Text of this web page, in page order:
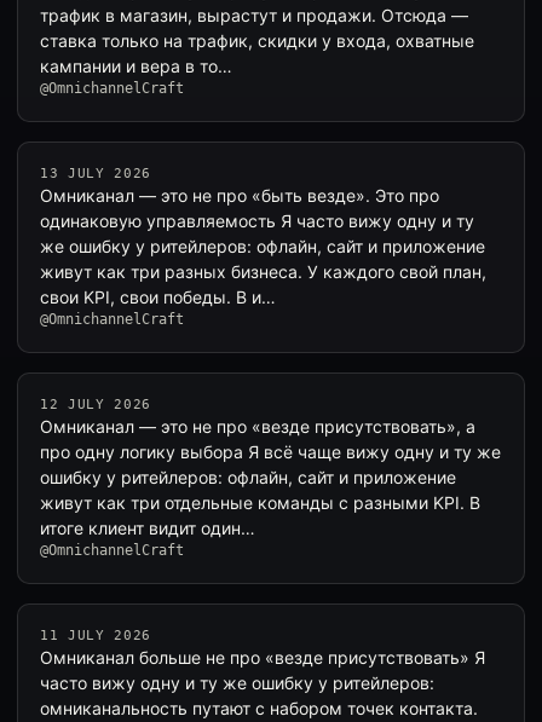
трафик в магазин, вырастут и продажи. Отсюда —
ставка только на трафик, скидки у входа, охватные
кампании и вера в то…
@OmnichannelCraft
13 JULY 2026
Омниканал — это не про «быть везде». Это про
одинаковую управляемость Я часто вижу одну и ту
же ошибку у ритейлеров: офлайн, сайт и приложение
живут как три разных бизнеса. У каждого свой план,
свои KPI, свои победы. В и…
@OmnichannelCraft
12 JULY 2026
Омниканал — это не про «везде присутствовать», а
про одну логику выбора Я всё чаще вижу одну и ту же
ошибку у ритейлеров: офлайн, сайт и приложение
живут как три отдельные команды с разными KPI. В
итоге клиент видит один…
@OmnichannelCraft
11 JULY 2026
Омниканал больше не про «везде присутствовать» Я
часто вижу одну и ту же ошибку у ритейлеров:
омниканальность путают с набором точек контакта.